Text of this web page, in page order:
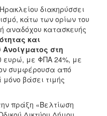
διακηρύσσει
κάτω των ορίων του
αναδόχου κατασκευής
και
στη
ευρώ, με ΦΠΑ 24%, με
συμφέρουσα από
βάσει τιμής
πράξη «Βελτίωση